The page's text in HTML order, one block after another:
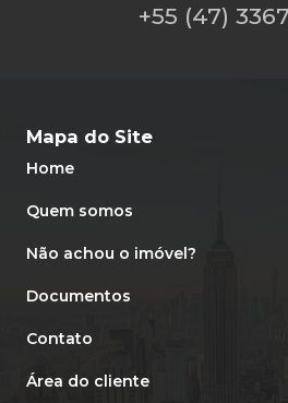
+55 (47)
Mapa do Site
Home
Quem somos
Não achou o imóvel?
Documentos
Contato
Área do cliente